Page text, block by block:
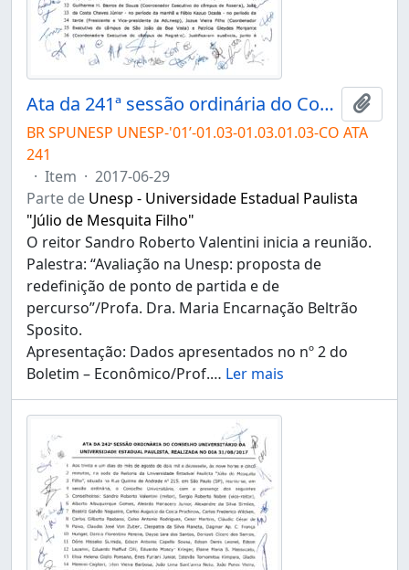
Ata da 241ª sessão ordinária do Conselho Universitário da Unesp de 29/06/2017
BR SPUNESP UNESP-'01’-01.03-01.03.01.03-CO ATA
241
· Item · 2017-06-29
Parte de Unesp - Universidade Estadual Paulista
"Júlio de Mesquita Filho"
O reitor Sandro Roberto Valentini inicia a reunião.
Palestra: “Avaliação na Unesp: proposta de
redefinição de ponto de partida e de
percurso”/Profa. Dra. Maria Encarnação Beltrão
Sposito.
Apresentação: Dados apresentados no nº 2 do
Boletim – Econômico/Prof.… Ler mais